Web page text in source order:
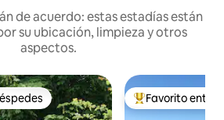
de acuerdo: estas estadías están
su ubicación, limpieza y otros
aspectos.
preferido Favorito entre
Favorito entre